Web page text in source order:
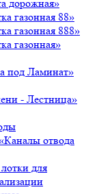
дорожная»
газонная 88»
газонная 888»
газонная»
под Ламинат»
- Лестница»
отвода
для